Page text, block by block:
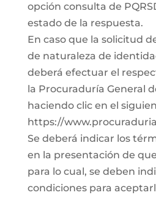
opción consulta de
estado de la respuesta.
En caso que la solicitud
de naturaleza de
deberá efectuar el
la Procuraduría General
haciendo clic en el
https://
Se deberá indicar los
en la presentación de
para lo cual, se deben
condiciones para